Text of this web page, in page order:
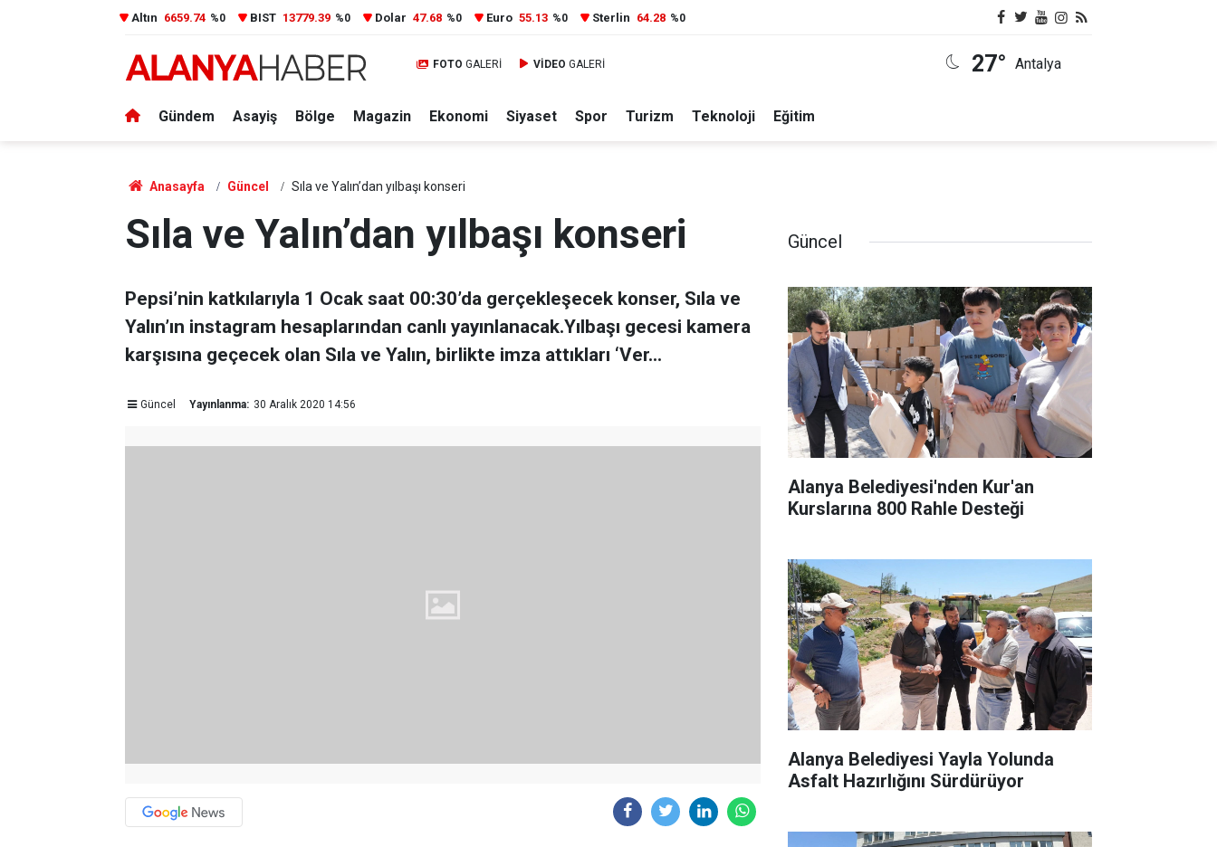
Altın 6659.74 %0 BIST 13779.39 %0 Dolar 47.68 %0 Euro 55.13 %0 Sterlin 64.28 %0
FOTO GALERİ VİDEO GALERİ 27° Antalya
Gündem Asayiş Bölge Magazin Ekonomi Siyaset Spor Turizm Teknoloji Eğitim
Anasayfa Güncel Sıla ve Yalın’dan yılbaşı konseri
Sıla ve Yalın’dan yılbaşı konseri
Pepsi’nin katkılarıyla 1 Ocak saat 00:30’da gerçekleşecek konser, Sıla ve
Yalın’ın instagram hesaplarından canlı yayınlanacak.Yılbaşı gecesi kamera
karşısına geçecek olan Sıla ve Yalın, birlikte imza attıkları ‘Ver...
Güncel Yayınlanma: 30 Aralık 2020 14:56
Güncel
Alanya Belediyesi'nden Kur'an
Kurslarına 800 Rahle Desteği
Alanya Belediyesi Yayla Yolunda
Asfalt Hazırlığını Sürdürüyor